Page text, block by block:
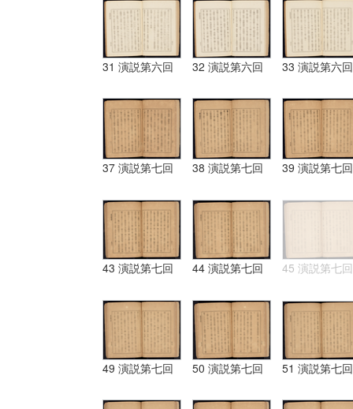
31 演説第六回 32 演説第六回 33 演説第六回
37 演説第七回 38 演説第七回 39 演説第七回
43 演説第七回 44 演説第七回 45 演説第七回
49 演説第七回 50 演説第七回 51 演説第七回